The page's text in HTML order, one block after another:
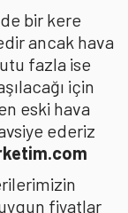
bir kere
ancak hava
fazla ise
için
eski hava
ederiz
fiyatlar